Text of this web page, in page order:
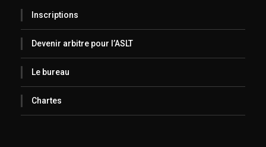
Inscriptions
Devenir arbitre pour l’ASLT
Le bureau
Chartes